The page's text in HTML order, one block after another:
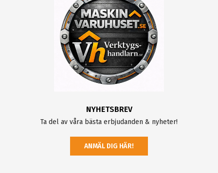
NYHETSBREV
Ta del av våra bästa erbjudanden & nyheter!
ANMÄL DIG HÄR!